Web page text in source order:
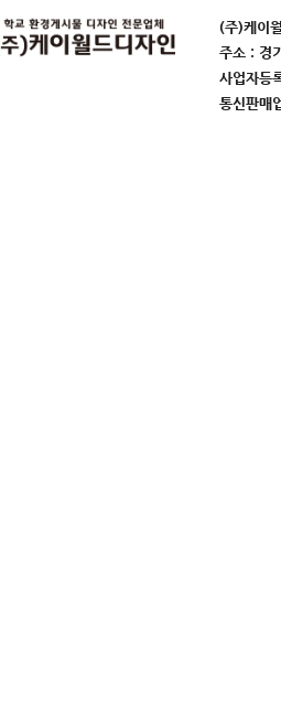
(주)케이
주소 : 경
사업자
통신판매